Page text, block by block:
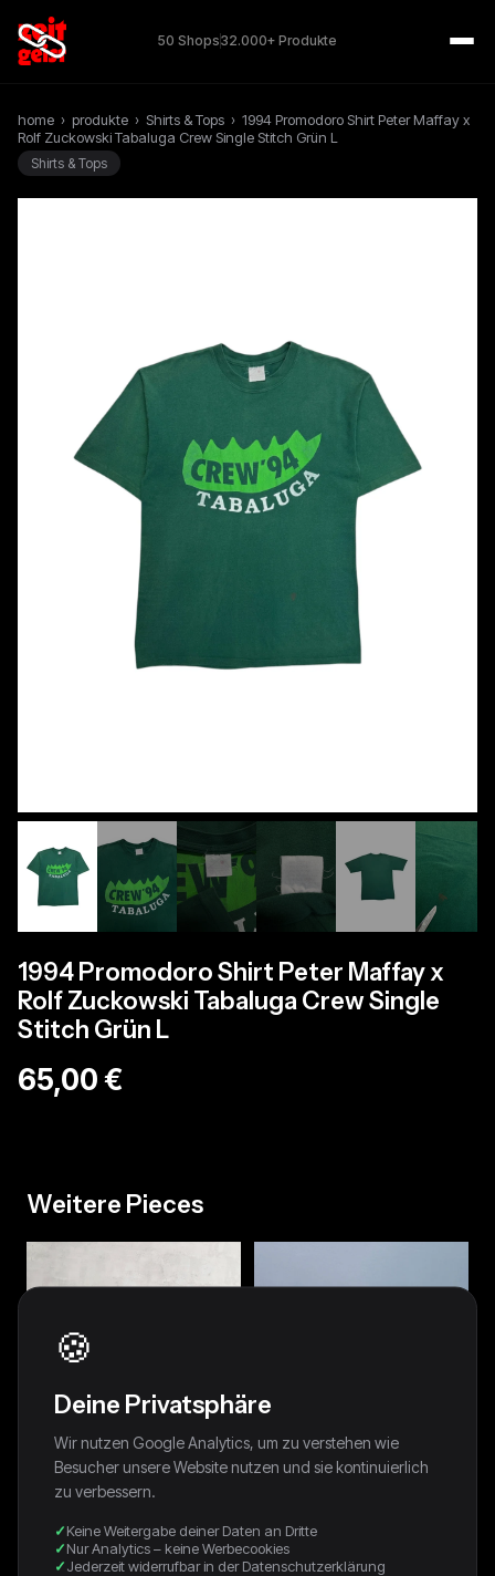
50 Shops32.000+ Produkte
home › produkte › Shirts & Tops › 1994 Promodoro Shirt Peter Maffay x
Rolf Zuckowski Tabaluga Crew Single Stitch Grün L
Shirts & Tops
1994 Promodoro Shirt Peter Maffay x
Rolf Zuckowski Tabaluga Crew Single
Stitch Grün L
65,00 €
Weitere Pieces
BLACK PORSCHE 911 GT1 LE
MANS TEE - 1990S - L
Nike Vintage T-Shirt | S
42,00 €
🍪
Deine Privatsphäre
Wir nutzen Google Analytics, um zu verstehen wie
Besucher unsere Website nutzen und sie kontinuierlich
zu verbessern.
Keine Weitergabe deiner Daten an Dritte
Nur Analytics – keine Werbecookies
Jederzeit widerrufbar in der Datenschutzerklärung